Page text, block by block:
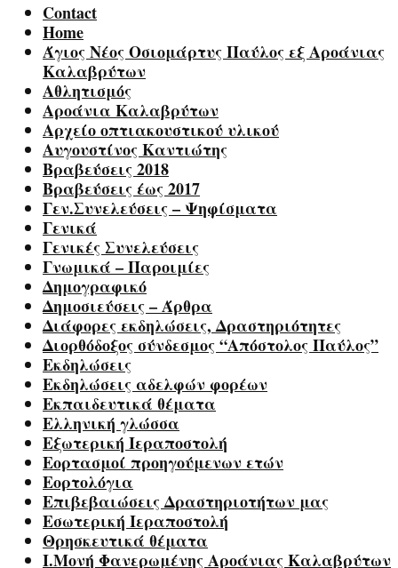
Contact
Home
Άγιος Νέος Οσιομάρτυς Παύλος εξ Αροάνιας
Καλαβρύτων
Αθλητισμός
Αροάνια Καλαβρύτων
Αρχείο οπτιακουστικού υλικού
Αυγουστίνος Καντιώτης
Βραβεύσεις 2018
Βραβεύσεις έως 2017
Γεν.Συνελεύσεις – Ψηφίσματα
Γενικά
Γενικές Συνελεύσεις
Γνωμικά – Παροιμίες
Δημογραφικό
Δημοσιεύσεις – Άρθρα
Διάφορες εκδηλώσεις, Δραστηριότητες
Διορθόδοξος σύνδεσμος “Απόστολος Παύλος”
Εκδηλώσεις
Εκδηλώσεις αδελφών φορέων
Εκπαιδευτικά θέματα
Ελληνική γλώσσα
Εξωτερική Ιεραποστολή
Εορτασμοί προηγούμενων ετών
Εορτολόγια
Επιβεβαιώσεις Δραστηριοτήτων μας
Εσωτερική Ιεραποστολή
Θρησκευτικά θέματα
Ι.Μονή Φανερωμένης Αροάνιας Καλαβρύτων